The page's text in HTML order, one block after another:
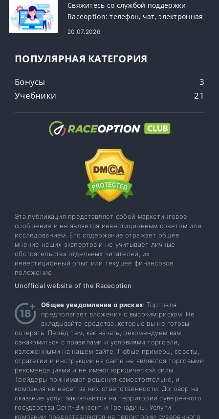
Свяжитесь со службой поддержки
Raceoption: телефон, чат, электронная
почта и время ответа
20.07.2026
ПОПУЛЯРНАЯ КАТЕГОРИЯ
Бонусы
3
Учебники
21
Эта публикация представляет собой маркетинговое
сообщение и не является инвестиционным советом или
исследованием. Его содержание отражает общее
мнение наших экспертов и не учитывает личные
обстоятельства отдельных читателей, их
инвестиционный опыт или текущее финансовое
положение.
Unofficial website of the Raceoption
Общее уведомление о рисках: Торговля
предполагает вложения с высоким риском. Не
вкладывайте средства, которые вы не готовы
потерять. Перед тем, как начать, рекомендуем вам
ознакомиться с правилами и условиями торговли,
изложенными на нашем сайте. Любые примеры, советы,
стратегии и инструкции на сайте не являются торговыми
рекомендациями и не имеют юридической силы.
Трейдеры принимают решения самостоятельно, и
компания не несет за них ответственности. Договор на
оказание услуг заключается на территории суверенного
государства Сент-Винсент и Гренадины. Услуги
компании предоставляются на территории суверенного